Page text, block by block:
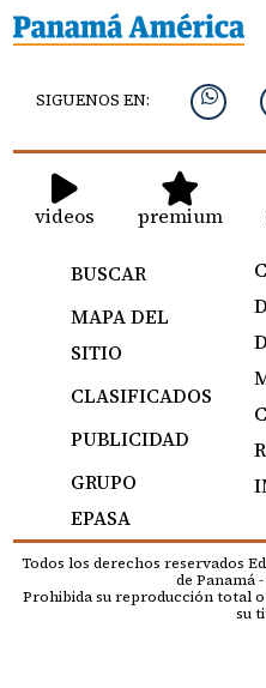
SIGUENOS EN:
videos premium
BUSCAR
MAPA DEL
SITIO
CLASIFICADOS
PUBLICIDAD
GRUPO
EPASA
Todos los derechos reservados
de Panamá -
Prohibida su reproducción total
su